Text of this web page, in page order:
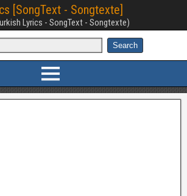
[SongText - Songtexte]
Lyrics - SongText - Songtexte)